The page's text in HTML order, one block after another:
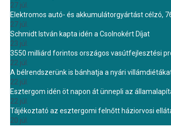
27 júl.
Elektromos autó- és akkumulátorgyártást célzó,
27 júl.
Schmidt István kapta idén a Csolnokért Díjat
23 júl.
3550 milliárd forintos országos vasútfejlesztési
22 júl.
A bélrendszerünk is bánhatja a nyári
22 júl.
Esztergom idén öt napon át ünnepli az
22 júl.
Tájékoztató az esztergomi felnőtt háziorvosi
20 júl.